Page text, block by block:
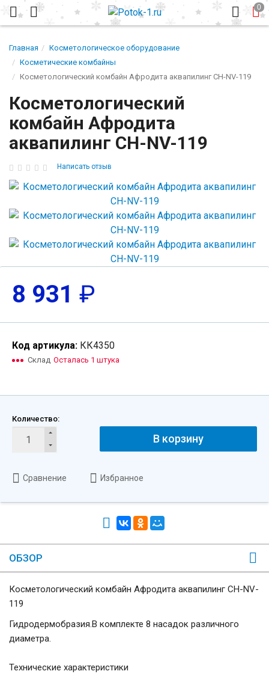
Главная
Косметологическое оборудование
Косметические комбайны
Косметологический комбайн Афродита аквапилинг CH-NV-119
Косметологический
комбайн Афродита
аквапилинг CH-NV-119
Написать отзыв
8 931 ₽
Код артикула: КК4350
Склад Осталась 1 штука
Количество:
В корзину
Сравнение Избранное
ОБЗОР
Косметологический комбайн Афродита аквапилинг CH-NV-
119
Гидродермобразия.В комплекте 8 насадок различного
диаметра.
Технические характеристики